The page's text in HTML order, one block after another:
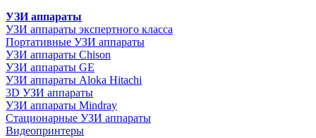
УЗИ аппараты
УЗИ аппараты экспертного класса
Портативные УЗИ аппараты
УЗИ аппараты Chison
УЗИ аппараты GE
УЗИ аппараты Aloka Hitachi
3D УЗИ аппараты
УЗИ аппараты Mindray
Стационарные УЗИ аппараты
Видеопринтеры